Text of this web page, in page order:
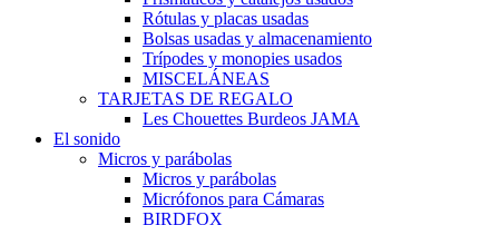
Rótulas y placas usadas
Bolsas usadas y almacenamiento
Trípodes y monopies usados
MISCELÁNEAS
TARJETAS DE REGALO
Les Chouettes Burdeos JAMA
El sonido
Micros y parábolas
Micros y parábolas
Micrófonos para Cámaras
BIRDFOX